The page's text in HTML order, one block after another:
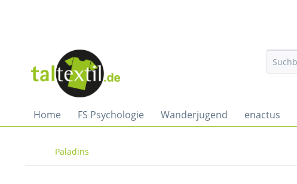
Home FS Psychologie Wanderjugend enactus
Paladins